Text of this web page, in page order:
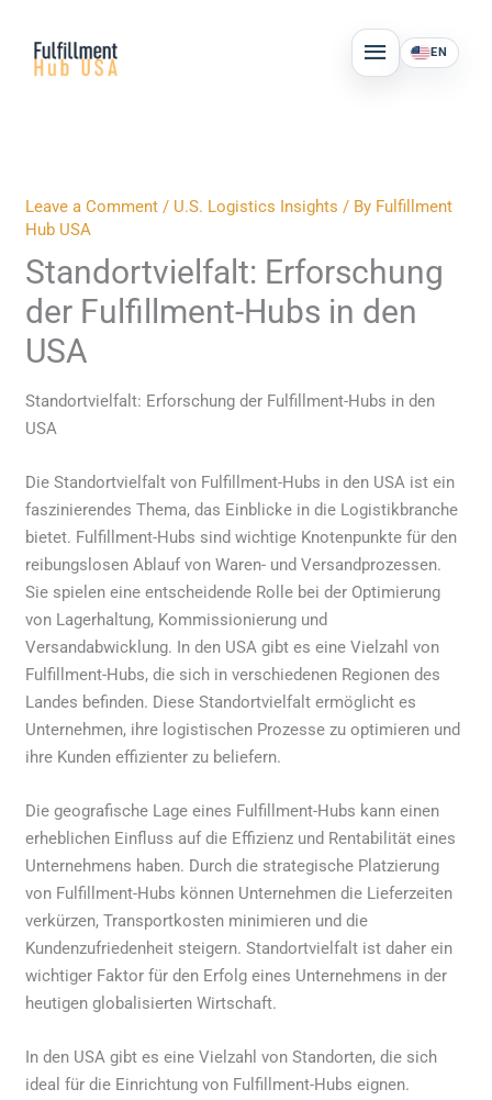
content
MAIN
MENU
EN
Leave a Comment / U.S. Logistics Insights / By Fulfillment
Hub USA
Standortvielfalt: Erforschung
der Fulfillment-Hubs in den
USA
Standortvielfalt: Erforschung der Fulfillment-Hubs in den
USA
Die Standortvielfalt von Fulfillment-Hubs in den USA ist ein
faszinierendes Thema, das Einblicke in die Logistikbranche
bietet. Fulfillment-Hubs sind wichtige Knotenpunkte für den
reibungslosen Ablauf von Waren- und Versandprozessen.
Sie spielen eine entscheidende Rolle bei der Optimierung
von Lagerhaltung, Kommissionierung und
Versandabwicklung. In den USA gibt es eine Vielzahl von
Fulfillment-Hubs, die sich in verschiedenen Regionen des
Landes befinden. Diese Standortvielfalt ermöglicht es
Unternehmen, ihre logistischen Prozesse zu optimieren und
ihre Kunden effizienter zu beliefern.
Die geografische Lage eines Fulfillment-Hubs kann einen
erheblichen Einfluss auf die Effizienz und Rentabilität eines
Unternehmens haben. Durch die strategische Platzierung
von Fulfillment-Hubs können Unternehmen die Lieferzeiten
verkürzen, Transportkosten minimieren und die
Kundenzufriedenheit steigern. Standortvielfalt ist daher ein
wichtiger Faktor für den Erfolg eines Unternehmens in der
heutigen globalisierten Wirtschaft.
In den USA gibt es eine Vielzahl von Standorten, die sich
ideal für die Einrichtung von Fulfillment-Hubs eignen.